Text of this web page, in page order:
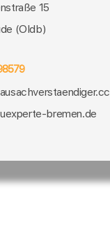
15
(Oldb)
bremen.de